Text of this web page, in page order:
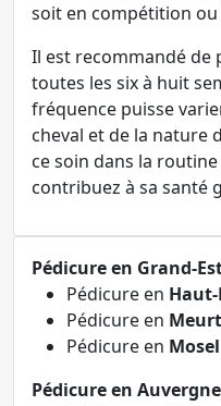
soit en compétition
Il est recommandé
toutes les six à huit
fréquence puisse
cheval et de la nature
ce soin dans la
contribuez à sa santé
Pédicure en Grand-
Pédicure en
Pédicure en
Pédicure en
Pédicure en